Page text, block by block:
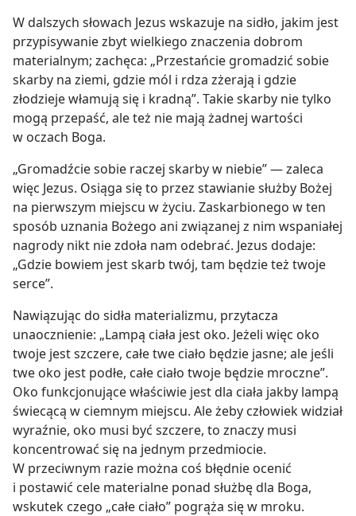
W dalszych słowach Jezus wskazuje na sidło, jakim jest
przypisywanie zbyt wielkiego znaczenia dobrom
materialnym; zachęca: „Przestańcie gromadzić sobie
skarby na ziemi, gdzie mól i rdza zżerają i gdzie
złodzieje włamują się i kradną”. Takie skarby nie tylko
mogą przepaść, ale też nie mają żadnej wartości
w oczach Boga.
„Gromadźcie sobie raczej skarby w niebie” — zaleca
więc Jezus. Osiąga się to przez stawianie służby Bożej
na pierwszym miejscu w życiu. Zaskarbionego w ten
sposób uznania Bożego ani związanej z nim wspaniałej
nagrody nikt nie zdoła nam odebrać. Jezus dodaje:
„Gdzie bowiem jest skarb twój, tam będzie też twoje
serce”.
Nawiązując do sidła materializmu, przytacza
unaocznienie: „Lampą ciała jest oko. Jeżeli więc oko
twoje jest szczere, całe twe ciało będzie jasne; ale jeśli
twe oko jest podłe, całe ciało twoje będzie mroczne”.
Oko funkcjonujące właściwie jest dla ciała jakby lampą
świecącą w ciemnym miejscu. Ale żeby człowiek widział
wyraźnie, oko musi być szczere, to znaczy musi
koncentrować się na jednym przedmiocie.
W przeciwnym razie można coś błędnie ocenić
i postawić cele materialne ponad służbę dla Boga,
wskutek czego „całe ciało” pogrąża się w mroku.